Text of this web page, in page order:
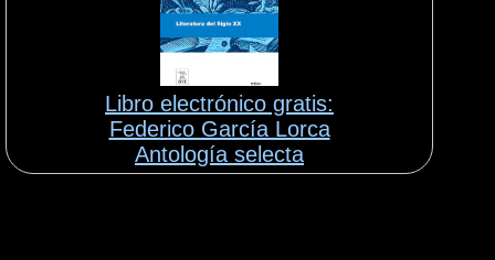
Libro electrónico gratis:
Federico García Lorca
Antología selecta